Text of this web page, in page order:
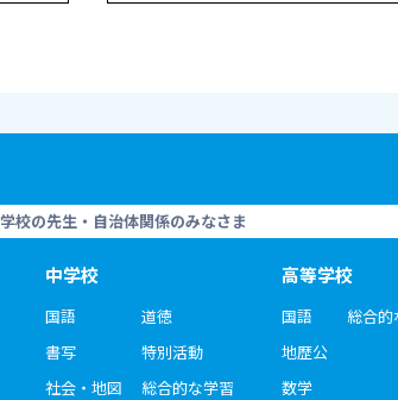
学校の先生・自治体関係のみなさま
中学校
国語
書写
社会・地図
道徳
特別活動
総合的な学習
高等学校
国語
地歴公
数学
総合的